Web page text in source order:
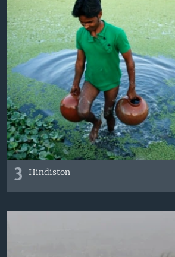
3 Hindiston